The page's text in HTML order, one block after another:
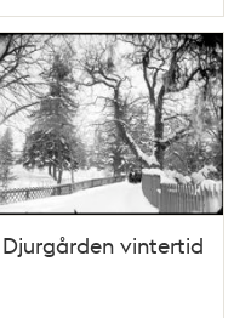
Typ
Djurgården vintertid